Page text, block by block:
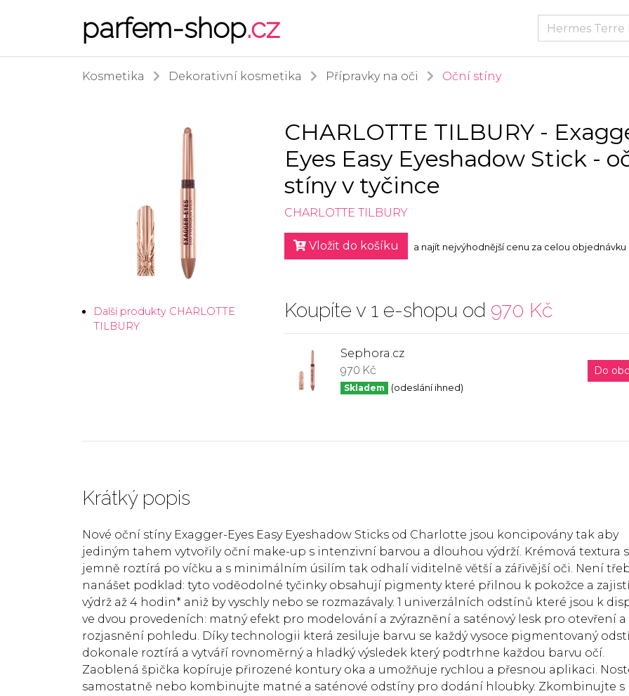
parfem-shop.cz
Kosmetika Dekorativní kosmetika Přípravky na oči Oční stíny
Další produkty CHARLOTTE
TILBURY
CHARLOTTE TILBURY -
Eyes Easy Eyeshadow Stick -
stíny v tyčince
CHARLOTTE TILBURY
Vložit do košíku a najít nejvýhodnější cenu za celou objednávku
Koupíte v 1 e-shopu od 970 Kč
Sephora.cz
970 Kč
Skladem (odeslání ihned)
Do
Krátký popis
Nové oční stíny Exagger-Eyes Easy Eyeshadow Sticks od Charlotte jsou koncipovány tak aby
jediným tahem vytvořily oční make-up s intenzivní barvou a dlouhou výdrží. Krémová textura
jemně roztírá po víčku a s minimálním úsilím tak odhalí viditelně větší a zářivější oči. Není
nanášet podklad: tyto voděodolné tyčinky obsahují pigmenty které přilnou k pokožce a
výdrž až 4 hodin* aniž by vyschly nebo se rozmazávaly. 1 univerzálních odstínů které jsou k
ve dvou provedeních: matný efekt pro modelování a zvýraznění a saténový lesk pro otevření a
rozjasnění pohledu. Díky technologii která zesiluje barvu se každý vysoce pigmentovaný
dokonale roztírá a vytváří rovnoměrný a hladký výsledek který podtrhne každou barvu očí.
Zaoblená špička kopíruje přirozené kontury oka a umožňuje rychlou a přesnou aplikaci.
samostatně nebo kombinujte matné a saténové odstíny pro dodání hloubky. Zkombinujte s